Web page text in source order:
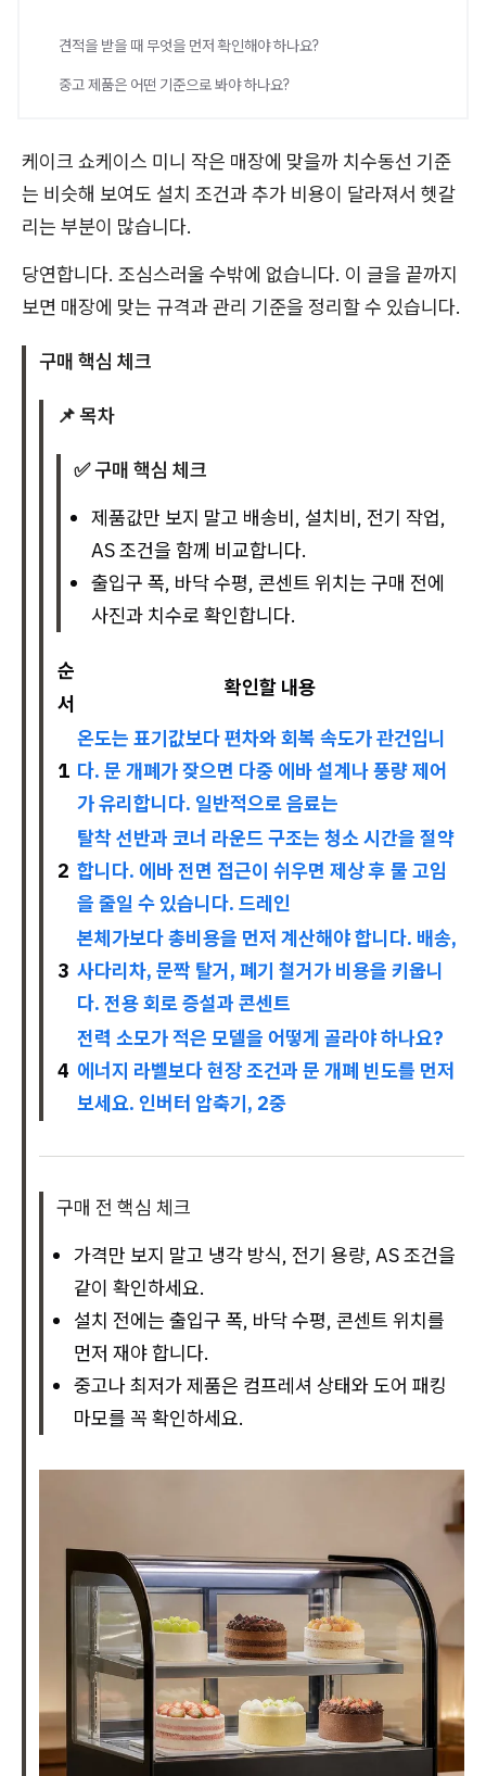
견적을 받을 때 무엇을 먼저 확인해야 하나요?
중고 제품은 어떤 기준으로 봐야 하나요?
케이크 쇼케이스 미니 작은 매장에 맞을까 치수동선 기준
는 비슷해 보여도 설치 조건과 추가 비용이 달라져서 헷갈
리는 부분이 많습니다.
당연합니다. 조심스러울 수밖에 없습니다. 이 글을 끝까지
보면 매장에 맞는 규격과 관리 기준을 정리할 수 있습니다.
구매 핵심 체크
📌 목차
✅ 구매 핵심 체크
제품값만 보지 말고 배송비, 설치비, 전기 작업,
AS 조건을 함께 비교합니다.
출입구 폭, 바닥 수평, 콘센트 위치는 구매 전에
사진과 치수로 확인합니다.
순
서
확인할 내용
1
온도는 표기값보다 편차와 회복 속도가 관건입니
다. 문 개폐가 잦으면 다중 에바 설계나 풍량 제어
가 유리합니다. 일반적으로 음료는
2
탈착 선반과 코너 라운드 구조는 청소 시간을 절약
합니다. 에바 전면 접근이 쉬우면 제상 후 물 고임
을 줄일 수 있습니다. 드레인
3
본체가보다 총비용을 먼저 계산해야 합니다. 배송,
사다리차, 문짝 탈거, 폐기 철거가 비용을 키웁니
다. 전용 회로 증설과 콘센트
4
전력 소모가 적은 모델을 어떻게 골라야 하나요?
에너지 라벨보다 현장 조건과 문 개폐 빈도를 먼저
보세요. 인버터 압축기, 2중
구매 전 핵심 체크
가격만 보지 말고 냉각 방식, 전기 용량, AS 조건을
같이 확인하세요.
설치 전에는 출입구 폭, 바닥 수평, 콘센트 위치를
먼저 재야 합니다.
중고나 최저가 제품은 컴프레셔 상태와 도어 패킹
마모를 꼭 확인하세요.